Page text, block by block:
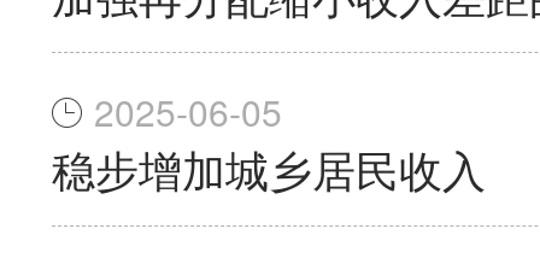
2025-06-05
稳步增加城乡居民收入